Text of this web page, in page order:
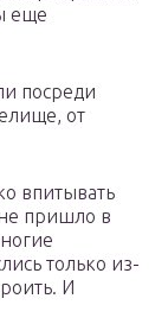
еще
посреди
от
впитывать
не пришло в
только из-
И